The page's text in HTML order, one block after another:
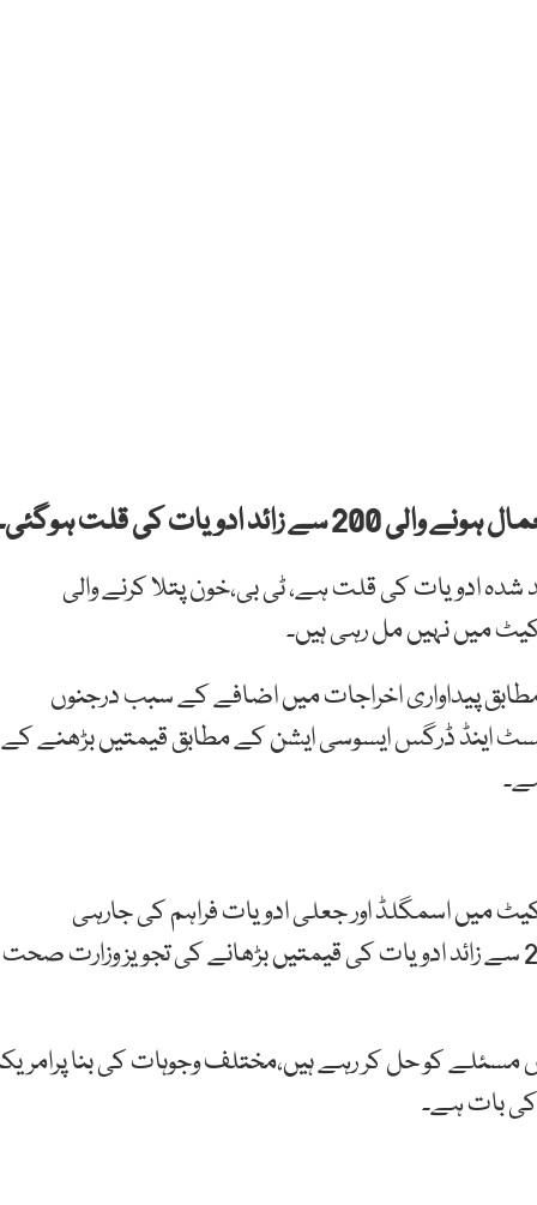
کی قلت ہوگئی۔
ادویات کی قلت ہے، ٹی بی،خون پتلا کرنے والی
میں نہیں مل رہی ہیں۔
پیداواری اخراجات میں اضافے کے سبب درجنوں
اینڈ ڈرگس ایسوسی ایشن کے مطابق قیمتیں بڑھنے کے
میں اسمگلڈ اور جعلی ادویات فراہم کی جارہی
ہیں،ڈریپ حکام کے مطابق ہارڈ شپ کیسزکے طور پر 220 سے زائد ادویات کی قیمتیں بڑھانے کی تجویز وزارت صحت
کو حل کر رہے ہیں،مختلف وجوہات کی بنا
کی بات ہے۔